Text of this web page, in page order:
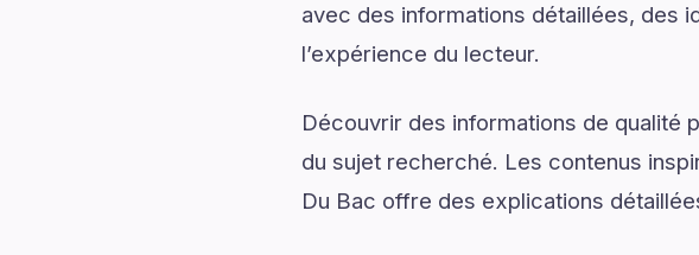
avec des informations détaillées, des
l’expérience du lecteur.
Découvrir des informations de qualité
du sujet recherché. Les contenus
Du Bac offre des explications